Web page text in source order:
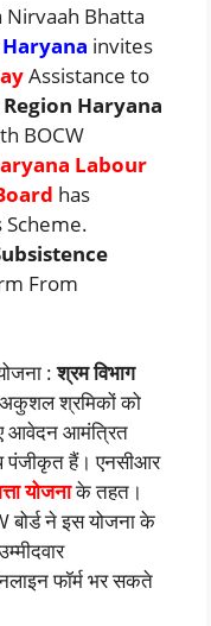
Nirvaah Bhatta
invites
Assistance to
Haryana
BOCW
Labour
has
From
योजना :श्रम विभाग
अकुशल श्रमिकों को
आवेदन आमंत्रित
पंजीकृत हैं। एनसीआर
योजनाके तहत।
बोर्ड ने इस योजना के
फॉर्म भर सकते